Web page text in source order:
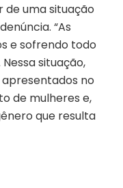
de uma situação
“As
e sofrendo todo
situação,
no
de mulheres e,
que resulta